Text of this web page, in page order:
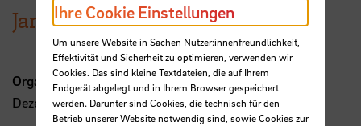
Jan Hendrik Nannen
Organisation
Dezernat 4
Ihre Cookie Einstellungen
Um unsere Website in Sachen Nutzer:innenfreundlichkeit,
Effektivität und Sicherheit zu optimieren, verwenden wir
Cookies. Das sind kleine Textdateien, die auf Ihrem
Endgerät abgelegt und in Ihrem Browser gespeichert
werden. Darunter sind Cookies, die technisch für den
Betrieb unserer Website notwendig sind, sowie Cookies zur